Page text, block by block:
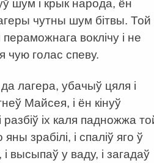
шум і крык народа, ён
чутны шум бітвы. Той
воклічу і не
чую голас спеву.
да лагера, убачыў цяля і
Майсея, і ён кінуў
разбіў іх каля падножжа
зрабілі, і спаліў яго ў
высыпаў у ваду, і загадаў